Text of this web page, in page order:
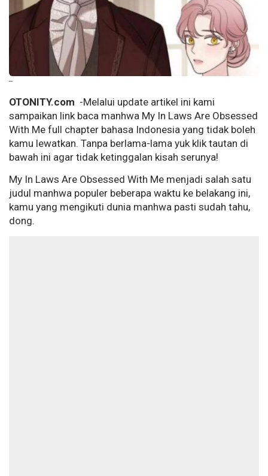
--
OTONITY.com -Melalui update artikel ini kami
sampaikan link baca manhwa My In Laws Are Obsessed
With Me full chapter bahasa Indonesia yang tidak boleh
kamu lewatkan. Tanpa berlama-lama yuk klik tautan di
bawah ini agar tidak ketinggalan kisah serunya!
My In Laws Are Obsessed With Me menjadi salah satu
judul manhwa populer beberapa waktu ke belakang ini,
kamu yang mengikuti dunia manhwa pasti sudah tahu,
dong.